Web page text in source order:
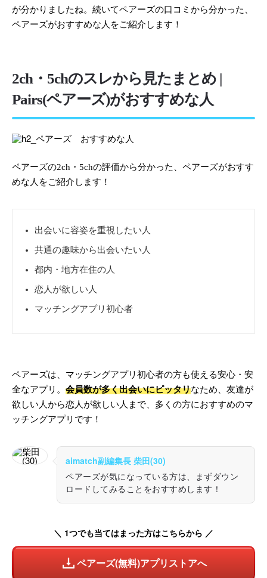
が分かりましたね。続いてペアーズの口コミから分かった、
ペアーズがおすすめな人をご紹介します！
2ch・5chのスレから見たまとめ |
Pairs(ペアーズ)がおすすめな人
ペアーズの2ch・5chの評価から分かった、ペアーズがおすす
めな人をご紹介します！
出会いに容姿を重視したい人
共通の趣味から出会いたい人
都内・地方在住の人
恋人が欲しい人
マッチングアプリ初心者
ペアーズは、マッチングアプリ初心者の方も使える安心・安
全なアプリ。 会員数が多く出会いにピッタリなため、友達が
欲しい人から恋人が欲しい人まで、多くの方におすすめのマ
ッチングアプリです！
aimatch副編集長 柴田(30)
ペアーズが気になっている方は、まずダウン
ロードしてみることをおすすめします！
＼ 1つでも当てはまった方はこちらから ／
ペアーズ(無料)アプリストアへ